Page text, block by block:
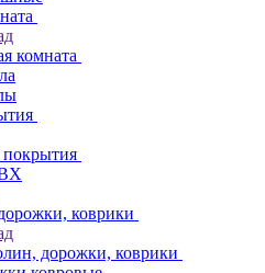
комната
коврики
дорожки, коврики